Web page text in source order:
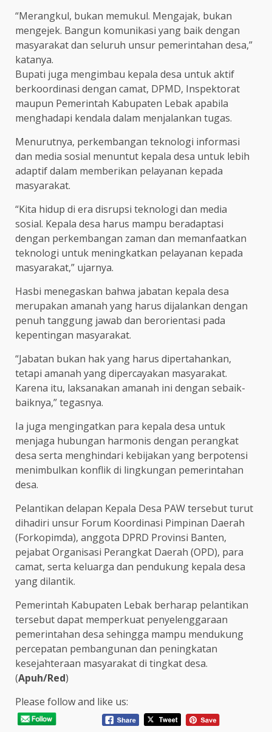
“Merangkul, bukan memukul. Mengajak, bukan
mengejek. Bangun komunikasi yang baik dengan
masyarakat dan seluruh unsur pemerintahan desa,”
katanya.
Bupati juga mengimbau kepala desa untuk aktif
berkoordinasi dengan camat, DPMD, Inspektorat
maupun Pemerintah Kabupaten Lebak apabila
menghadapi kendala dalam menjalankan tugas.
Menurutnya, perkembangan teknologi informasi
dan media sosial menuntut kepala desa untuk lebih
adaptif dalam memberikan pelayanan kepada
masyarakat.
“Kita hidup di era disrupsi teknologi dan media
sosial. Kepala desa harus mampu beradaptasi
dengan perkembangan zaman dan memanfaatkan
teknologi untuk meningkatkan pelayanan kepada
masyarakat,” ujarnya.
Hasbi menegaskan bahwa jabatan kepala desa
merupakan amanah yang harus dijalankan dengan
penuh tanggung jawab dan berorientasi pada
kepentingan masyarakat.
“Jabatan bukan hak yang harus dipertahankan,
tetapi amanah yang dipercayakan masyarakat.
Karena itu, laksanakan amanah ini dengan sebaik-
baiknya,” tegasnya.
Ia juga mengingatkan para kepala desa untuk
menjaga hubungan harmonis dengan perangkat
desa serta menghindari kebijakan yang berpotensi
menimbulkan konflik di lingkungan pemerintahan
desa.
Pelantikan delapan Kepala Desa PAW tersebut turut
dihadiri unsur Forum Koordinasi Pimpinan Daerah
(Forkopimda), anggota DPRD Provinsi Banten,
pejabat Organisasi Perangkat Daerah (OPD), para
camat, serta keluarga dan pendukung kepala desa
yang dilantik.
Pemerintah Kabupaten Lebak berharap pelantikan
tersebut dapat memperkuat penyelenggaraan
pemerintahan desa sehingga mampu mendukung
percepatan pembangunan dan peningkatan
kesejahteraan masyarakat di tingkat desa.
(Apuh/Red)
Please follow and like us: